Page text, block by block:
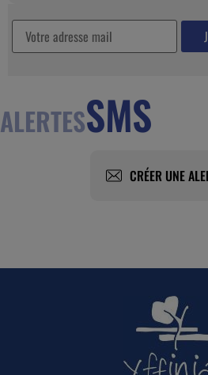
ALERTESSMS
CRÉER UNE